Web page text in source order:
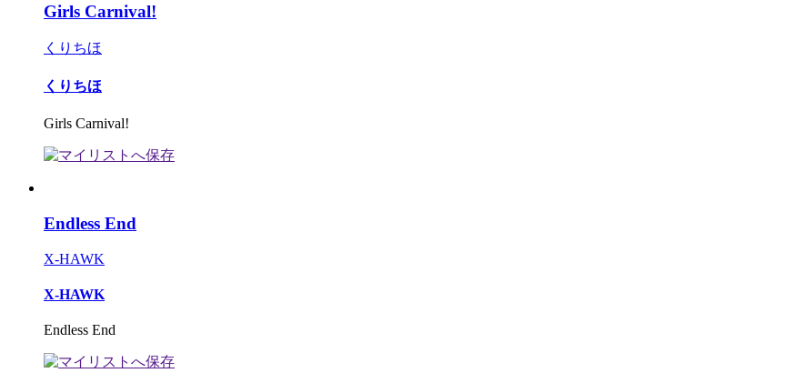
Girls Carnival!
くりちほ
くりちほ
Girls Carnival!
Endless End
X-HAWK
X-HAWK
Endless End